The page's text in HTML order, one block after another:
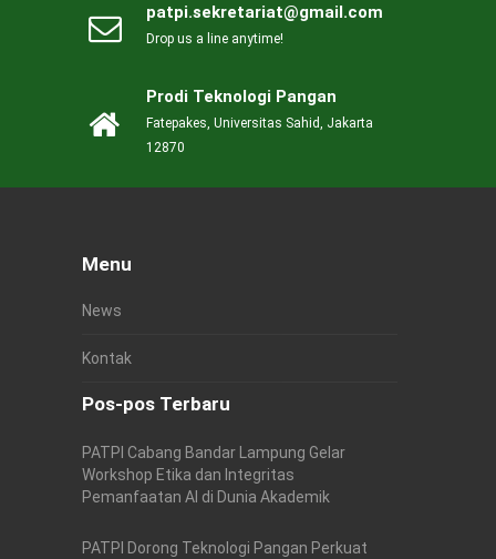
patpi.sekretariat@gmail.com
Drop us a line anytime!
Prodi Teknologi Pangan
Fatepakes, Universitas Sahid, Jakarta
12870
Menu
News
Kontak
Pos-pos Terbaru
PATPI Cabang Bandar Lampung Gelar
Workshop Etika dan Integritas
Pemanfaatan AI di Dunia Akademik
PATPI Dorong Teknologi Pangan Perkuat